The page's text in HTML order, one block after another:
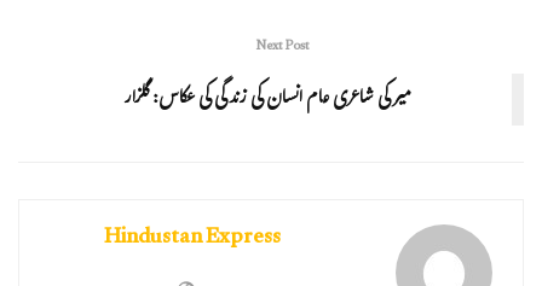
Next Post
میر کی شاعری عام انسان کی زندگی کی عکاس: گلزار
Hindustan Express